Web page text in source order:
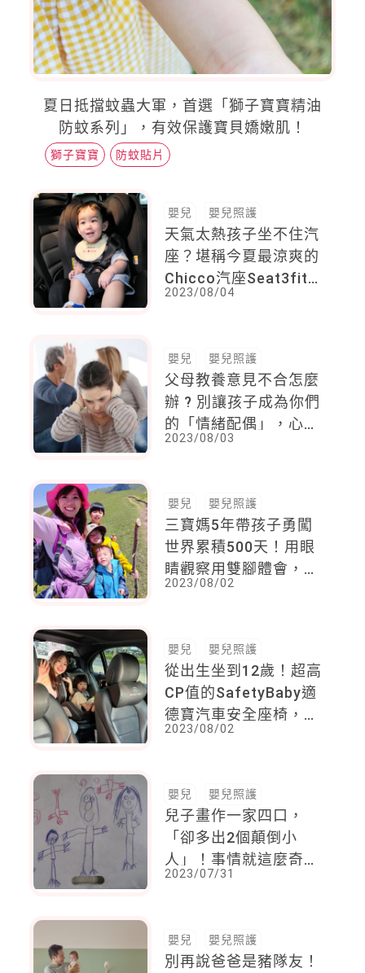
夏日抵擋蚊蟲大軍，首選「獅子寶寶精油
防蚊系列」，有效保護寶貝嬌嫩肌！
獅子寶寶 防蚊貼片
嬰兒 嬰兒照護
天氣太熱孩子坐不住汽
座？堪稱今夏最涼爽的
Chicco汽座Seat3fit
最新研發，減少孩子
2023/08/04
嬰兒 嬰兒照護
父母教養意見不合怎麼
辦 ? 別讓孩子成為你們
的「情緒配偶」，心理
師 : 親子間的三角關係
2023/08/03
嬰兒 嬰兒照護
三寶媽5年帶孩子勇闖
世界累積500天！用眼
睛觀察用雙腳體會，她
說：親子旅行，是滋養
2023/08/02
嬰兒 嬰兒照護
從出生坐到12歲！超高
CP值的SafetyBaby適
德寶汽車安全座椅，媽
媽部落客Ki媽分享寶貝
2023/08/02
嬰兒 嬰兒照護
兒子畫作一家四口，
「卻多出2個顛倒小
人」！事情就這麼奇
妙，一年後她生了：真
2023/07/31
嬰兒 嬰兒照護
別再說爸爸是豬隊友！